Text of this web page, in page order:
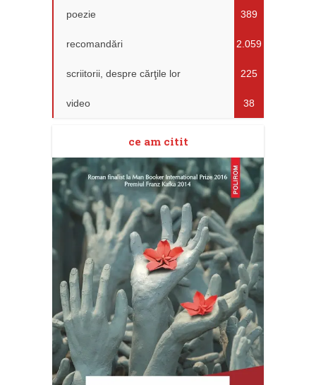
poezie 389
recomandări 2.059
scriitorii, despre cărţile lor 225
video 38
ce am citit